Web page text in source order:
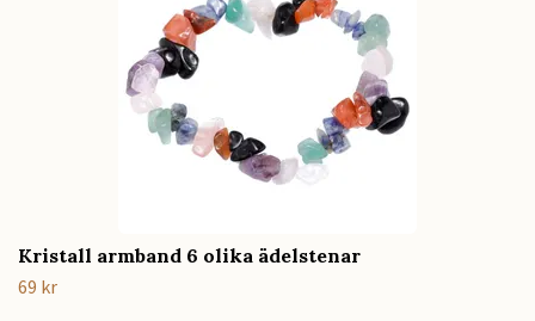
Kristall armband 6 olika ädelstenar
69 kr